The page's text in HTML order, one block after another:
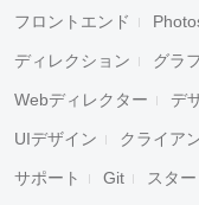
フロントエンド
ディレクション グラ
Webディレクター デ
UIデザイン クライア
サポート Git スタ